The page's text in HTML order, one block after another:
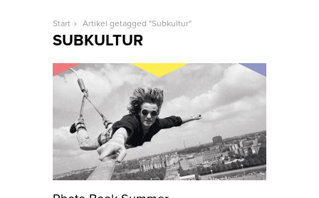
Start Artikel getagged "Subkultur"
SUBKULTUR